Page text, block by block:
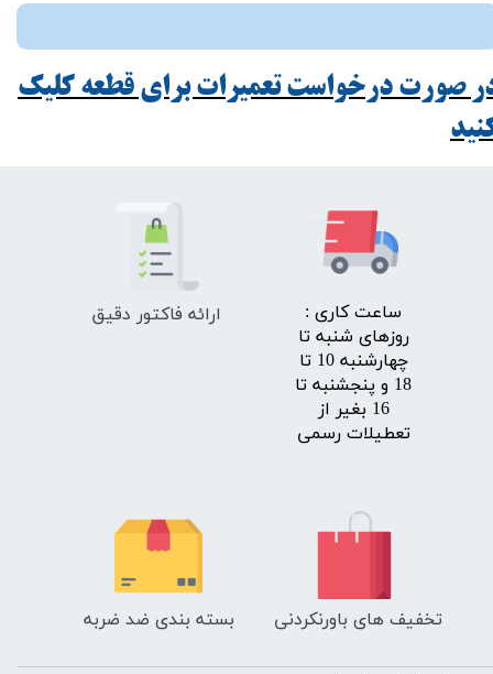
صورت درخواست تعمیرات برای قطعه کلیک
​ساعت کاری :
روزهای شنبه تا
چهارشنبه 10 تا
18 و پنجشنبه تا
16 بغیر از
تعطیلات رسمی
تخفیف های باورنکردنی بسته بندی ضد ضربه
ارائه فاکتور دقیق